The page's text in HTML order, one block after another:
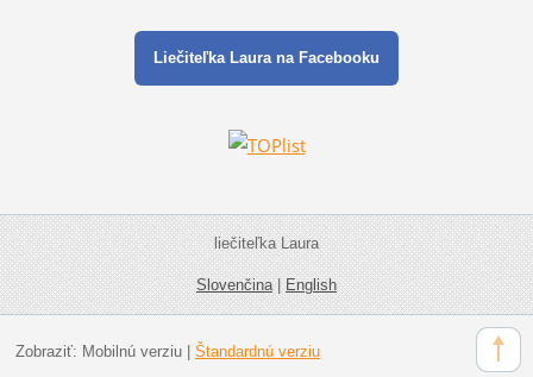
Liečiteľka Laura na Facebooku
liečiteľka Laura
Slovenčina|English
Zobraziť: Mobilnú verziu| Štandardnú verziu